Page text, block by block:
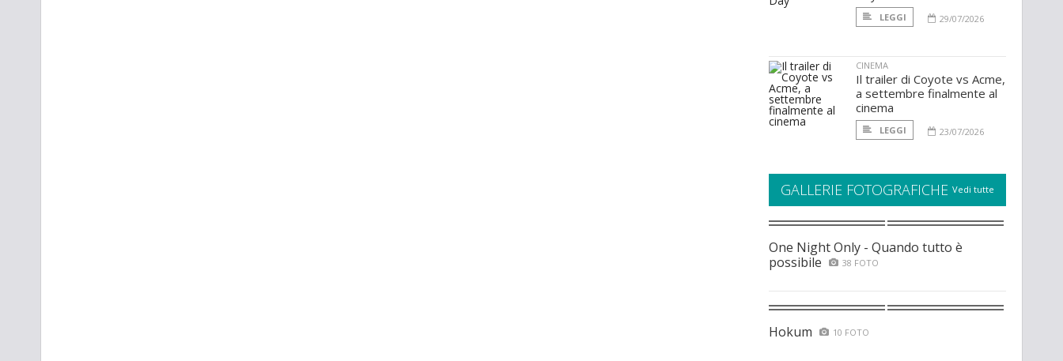
LEGGI 29/07/2026
CINEMA
Il trailer di Coyote vs Acme,
a settembre finalmente al
cinema
LEGGI 23/07/2026
GALLERIE FOTOGRAFICHE Vedi tutte
One Night Only - Quando tutto è
possibile
38 FOTO
Hokum 10 FOTO